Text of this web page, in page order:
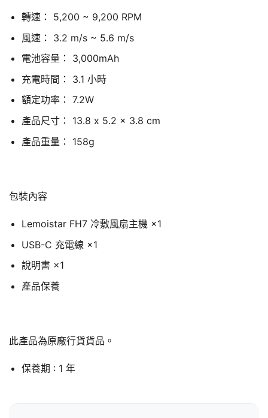
轉速： 5,200 ~ 9,200 RPM
風速： 3.2 m/s ~ 5.6 m/s
電池容量： 3,000mAh
充電時間： 3.1 小時
額定功率： 7.2W
產品尺寸： 13.8 x 5.2 x 3.8 cm
產品重量： 158g
包裝內容
Lemoistar FH7 冷敷風扇主機 ×1
USB-C 充電線 ×1
說明書 ×1
產品保養
此產品為原廠行貨貨品。
保養期 : 1 年